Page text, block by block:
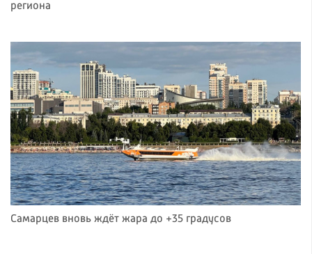
региона
Самарцев вновь ждёт жара до +35 градусов